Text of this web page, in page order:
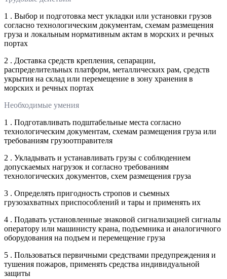
1 . Выбор и подготовка мест укладки или установки грузов
согласно технологическим документам, схемам размещения
груза и локальным нормативным актам в морских и речных
портах
2 . Доставка средств крепления, сепарации,
распределительных платформ, металлических рам, средств
укрытия на склад или перемещение в зону хранения в
морских и речных портах
Необходимые умения
1 . Подготавливать подштабельные места согласно
технологическим документам, схемам размещения груза или
требованиям грузоотправителя
2 . Укладывать и устанавливать грузы с соблюдением
допускаемых нагрузок и согласно требованиям
технологических документов, схем размещения груза
3 . Определять пригодность стропов и съемных
грузозахватных приспособлений и тары и применять их
4 . Подавать установленные знаковой сигнализацией сигналы
оператору или машинисту крана, подъемника и аналогичного
оборудования на подъем и перемещение груза
5 . Пользоваться первичными средствами предупреждения и
тушения пожаров, применять средства индивидуальной
защиты